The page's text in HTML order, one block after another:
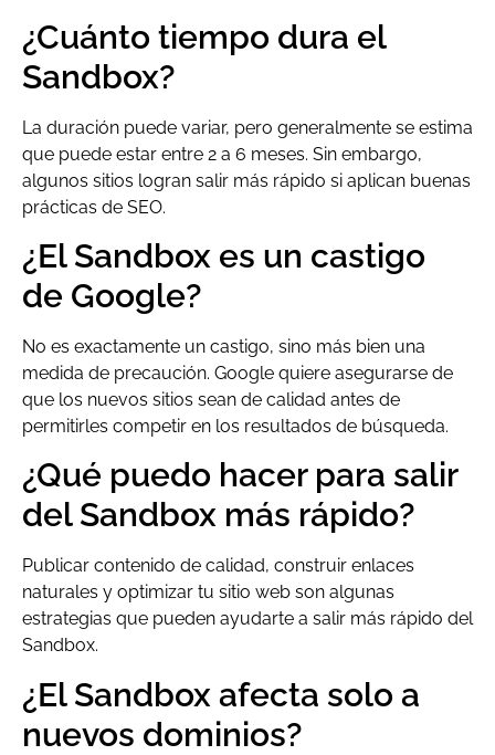
¿Cuánto tiempo dura el
Sandbox?
La duración puede variar, pero generalmente se estima
que puede estar entre 2 a 6 meses. Sin embargo,
algunos sitios logran salir más rápido si aplican buenas
prácticas de SEO.
¿El Sandbox es un castigo
de Google?
No es exactamente un castigo, sino más bien una
medida de precaución. Google quiere asegurarse de
que los nuevos sitios sean de calidad antes de
permitirles competir en los resultados de búsqueda.
¿Qué puedo hacer para salir
del Sandbox más rápido?
Publicar contenido de calidad, construir enlaces
naturales y optimizar tu sitio web son algunas
estrategias que pueden ayudarte a salir más rápido del
Sandbox.
¿El Sandbox afecta solo a
nuevos dominios?